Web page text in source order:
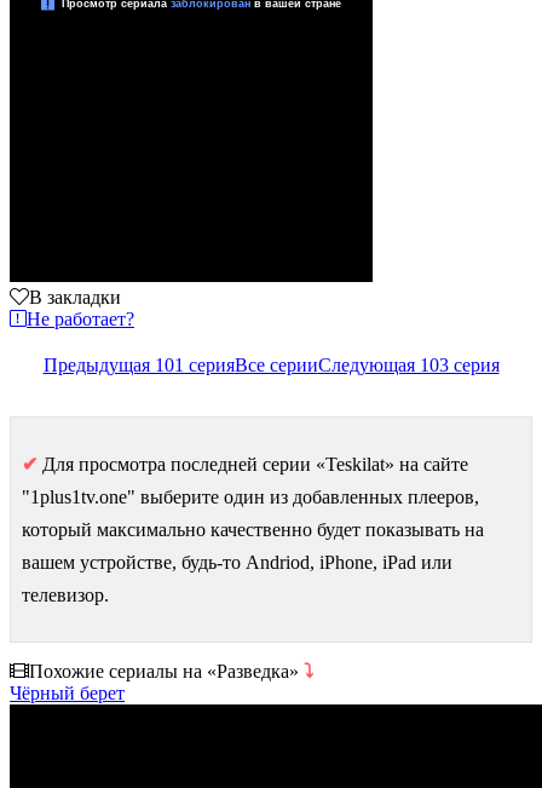
В закладки
Не работает?
Предыдущая 101 серияВсе серииСледующая 103 серия
✔ Для просмотра последней серии «Teskilat» на сайте
"1plus1tv.one" выберите один из добавленных плееров,
который максимально качественно будет показывать на
вашем устройстве, будь-то Andriod, iPhone, iPad или
телевизор.
Похожие сериалы на «Разведка» ⤵
Чёрный берет